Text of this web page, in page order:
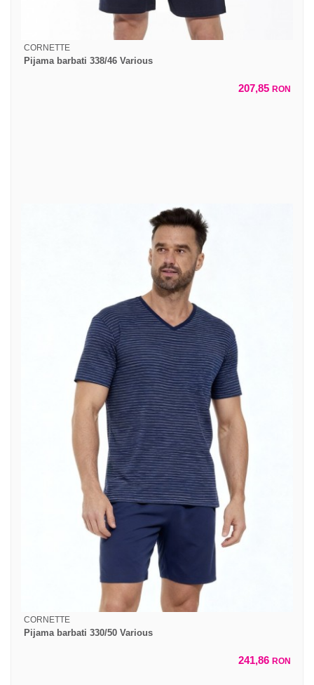
CORNETTE
Pijama barbati 338/46 Various
207,85 RON
CORNETTE
Pijama barbati 330/50 Various
241,86 RON